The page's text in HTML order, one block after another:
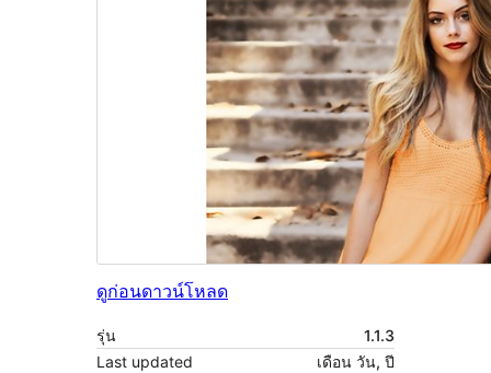
ดูก่อนดาวน์โหลด
รุ่น
1.1.3
Last updated
เดือน วัน, ปี